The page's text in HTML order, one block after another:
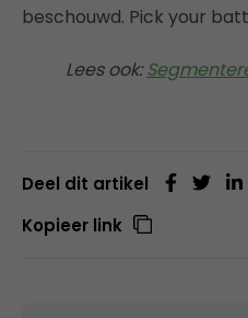
beschouwd. Pick your
Lees ook:
Deel dit artikel
Kopieer link